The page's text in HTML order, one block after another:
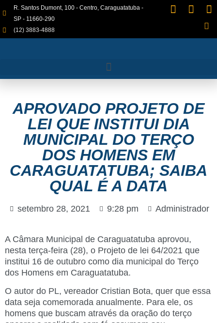
R. Santos Dumont, 100 - Centro, Caraguatatuba -
SP - 11660-290
(12) 3883-4888
APROVADO PROJETO DE
LEI QUE INSTITUI DIA
MUNICIPAL DO TERÇO
DOS HOMENS EM
CARAGUATATUBA; SAIBA
QUAL É A DATA
setembro 28, 2021 9:28 pm Administrador
A Câmara Municipal de Caraguatatuba aprovou,
nesta terça-feira (28), o Projeto de lei 64/2021 que
institui 16 de outubro como dia municipal do Terço
dos Homens em Caraguatatuba.
O autor do PL, vereador Cristian Bota, quer que essa
data seja comemorada anualmente. Para ele, os
homens que buscam através da oração do terço